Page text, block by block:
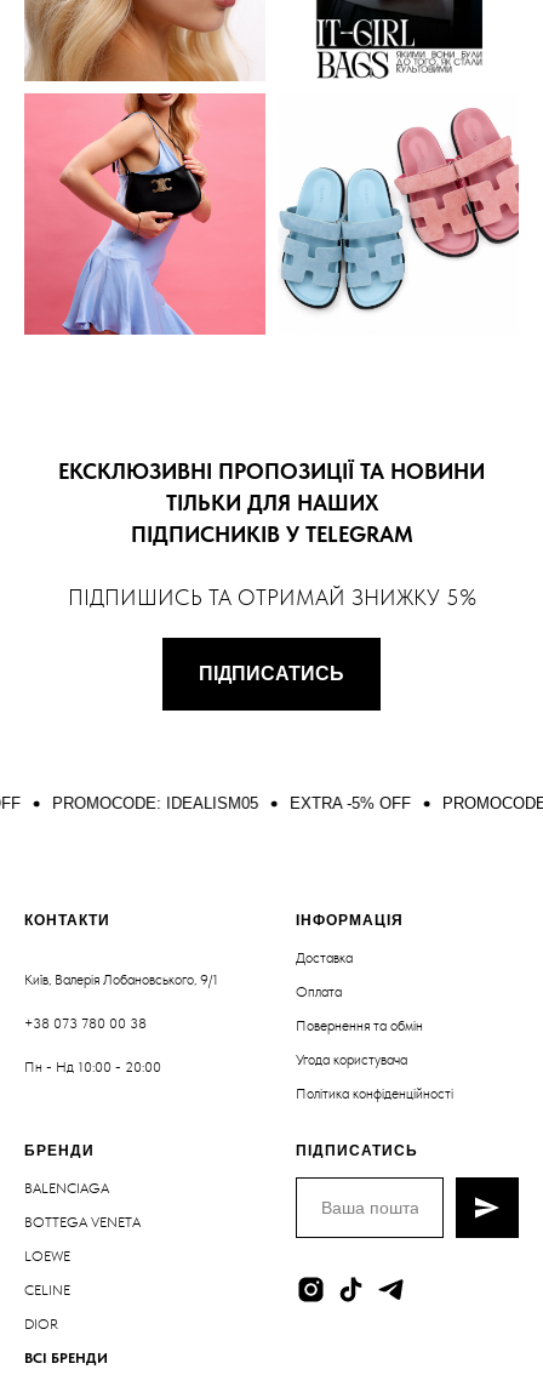
ЕКСКЛЮЗИВНІ ПРОПОЗИЦІЇ ТА НОВИНИ
ТІЛЬКИ ДЛЯ НАШИХ
ПІДПИСНИКІВ У TELEGRAM
ПІДПИШИСЬ ТА ОТРИМАЙ ЗНИЖКУ 5%
ПІДПИСАТИСЬ
PROMOCODE: IDEALISM05 EXTRA -5% OFF PROMOCODE:
КОНТАКТИ
Київ, Валерія Лобановського, 9/1
+38 073 780 00 38
Пн - Нд 10:00 - 20:00
ІНФОРМАЦІЯ
Доставка
Оплата
Повернення та обмін
Угода користувача
Політика конфіденційності
БРЕНДИ
BALENCIAGA
BOTTEGA VENETA
LOEWE
CELINE
DIOR
ВСІ БРЕНДИ
ПІДПИСАТИСЬ